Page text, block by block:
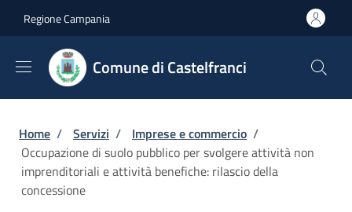
Regione Campania
Comune di Castelfranci
Briciole di pane
Home / Servizi / Imprese e commercio /
Occupazione di suolo pubblico per svolgere attività non
imprenditoriali e attività benefiche: rilascio della
concessione